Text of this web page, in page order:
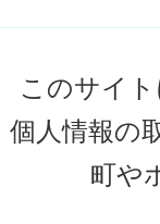
このサイ
個人情報の
町や